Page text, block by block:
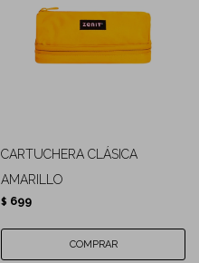
CARTUCHERA CLÁSICA
AMARILLO
$ 699